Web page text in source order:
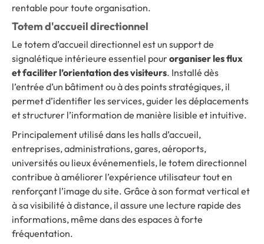
rentable pour toute organisation.
Totem d'accueil directionnel
Le totem d’accueil directionnel est un support de
signalétique intérieure essentiel pourorganiser les flux
et faciliter l’orientation des visiteurs. Installé dès
l’entrée d’un bâtiment ou à des points stratégiques, il
permet d’identifier les services, guider les déplacements
et structurer l’information de manière lisible et intuitive.
Principalement utilisé dans les halls d’accueil,
entreprises, administrations, gares, aéroports,
universités ou lieux événementiels, le totem directionnel
contribue à améliorer l’expérience utilisateur tout en
renforçant l’image du site. Grâce à son format vertical et
à sa visibilité à distance, il assure une lecture rapide des
informations, même dans des espaces à forte
fréquentation.